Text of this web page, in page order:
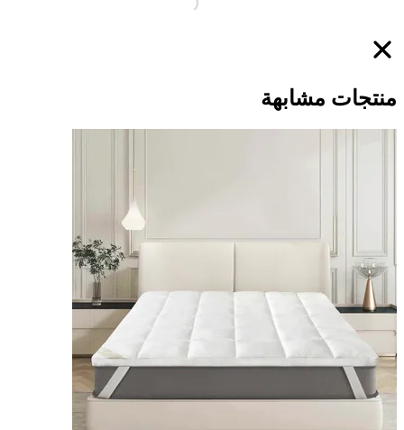
منتجات مشابهة